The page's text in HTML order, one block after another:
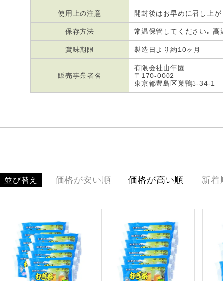
使用上の注意 開封後はお早めに召し上が
保存方法 常温保管してください。高
賞味期限 製造日より約10ヶ月
販売事業者名
有限会社山年園
〒170-0002
東京都豊島区巣鴨3-34-1
並び替え 価格が安い順 価格が高い順 新着